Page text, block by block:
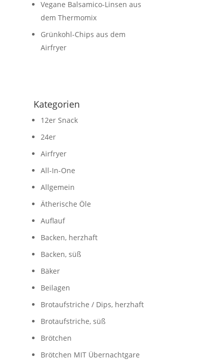
Vegane Balsamico-Linsen aus
dem Thermomix
Grünkohl-Chips aus dem
Airfryer
Kategorien
12er Snack
24er
Airfryer
All-In-One
Allgemein
Ätherische Öle
Auflauf
Backen, herzhaft
Backen, süß
Bäker
Beilagen
Brotaufstriche / Dips, herzhaft
Brotaufstriche, süß
Brötchen
Brötchen MIT Übernachtgare